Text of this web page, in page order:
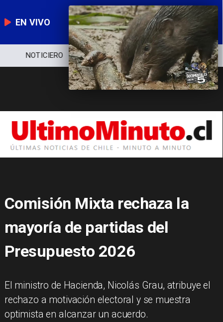
EN VIVO
NOTICIERO POLÍTICA ECONOMÍA
Comisión Mixta rechaza la
mayoría de partidas del
Presupuesto 2026
El ministro de Hacienda, Nicolás Grau, atribuye el
rechazo a motivación electoral y se muestra
optimista en alcanzar un acuerdo.